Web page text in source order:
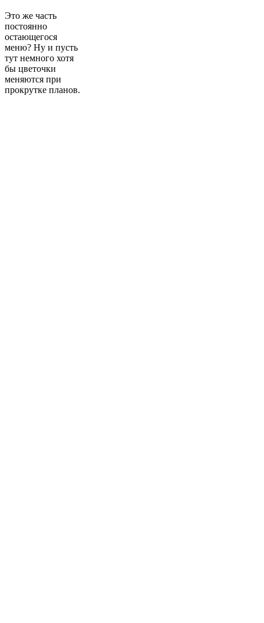
Это же часть
постоянно
остающегося
меню? Ну и пусть
тут немного хотя
бы цветочки
меняются при
прокрутке планов.